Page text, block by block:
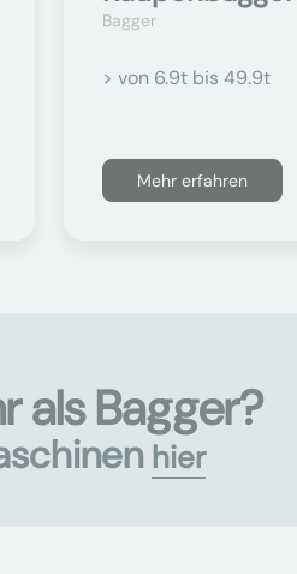
Bagger
> von 6.9t bis 49.9t
Mehr erfahren
als Bagger?
hier